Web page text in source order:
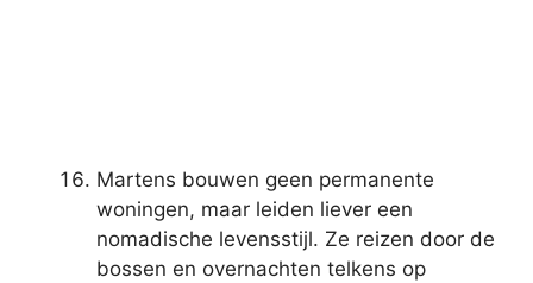
Martens bouwen geen permanente
woningen, maar leiden liever een
nomadische levensstijl. Ze reizen door de
bossen en overnachten telkens op